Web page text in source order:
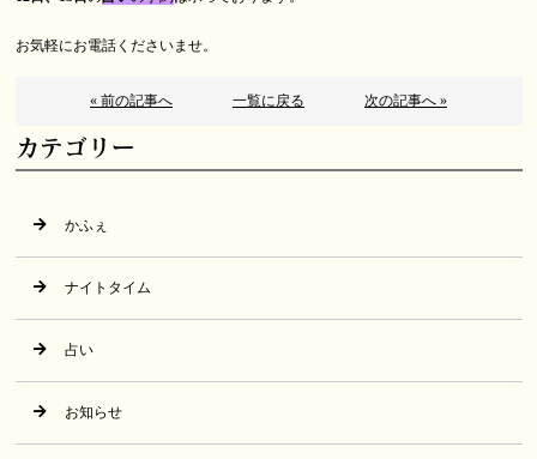
お気軽にお電話くださいませ。
« 前の記事へ 一覧に戻る 次の記事へ »
カテゴリー
かふぇ
ナイトタイム
占い
お知らせ